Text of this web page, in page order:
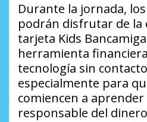
Durante la jornada,
podrán disfrutar de la
tarjeta Kids
herramienta
tecnología sin
especialmente para
comiencen a
responsable del